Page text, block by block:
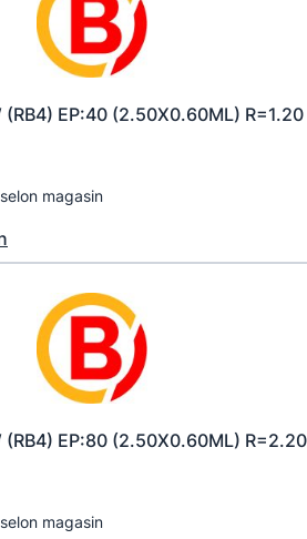
(RB4) EP:40 (2.50X0.60ML) R=1.20
magasin
(RB4) EP:80 (2.50X0.60ML) R=2.20
magasin